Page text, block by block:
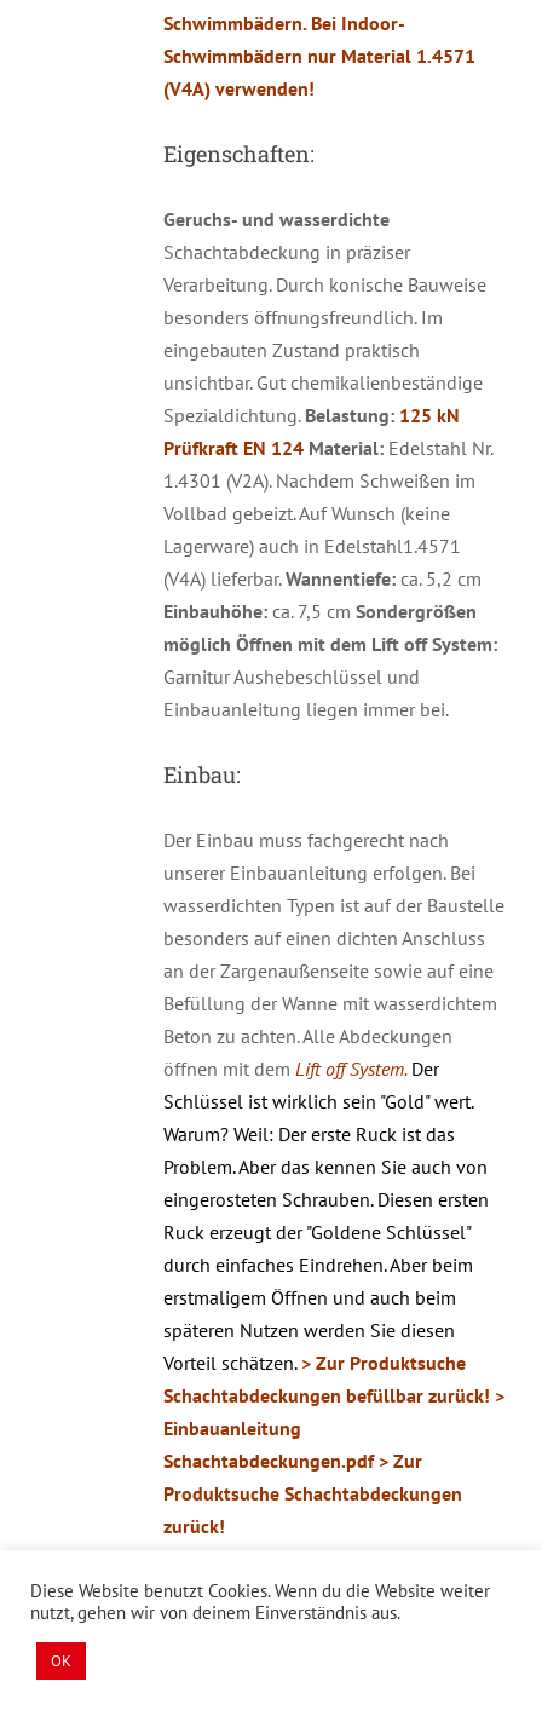
Schwimmbädern. Bei Indoor-
Schwimmbädern nur Material 1.4571
(V4A) verwenden!
Eigenschaften:
Geruchs- und wasserdichte
Schachtabdeckung in präziser
Verarbeitung. Durch konische Bauweise
besonders öffnungsfreundlich. Im
eingebauten Zustand praktisch
unsichtbar. Gut chemikalienbeständige
Spezialdichtung. Belastung: 125 kN
Prüfkraft EN 124 Material:Edelstahl Nr.
1.4301 (V2A). Nachdem Schweißen im
Vollbad gebeizt. Auf Wunsch (keine
Lagerware) auch in Edelstahl1.4571
(V4A) lieferbar.Wannentiefe:ca. 5,2 cm
Einbauhöhe:ca. 7,5 cm Sondergrößen
möglich Öffnen mit dem Lift off System:
Garnitur Aushebeschlüssel und
Einbauanleitung liegen immer bei.
Einbau:
Der Einbau muss fachgerecht nach
unserer Einbauanleitung erfolgen. Bei
wasserdichten Typen ist auf der Baustelle
besonders auf einen dichten Anschluss
an der Zargenaußenseite sowie auf eine
Befüllung der Wanne mit wasserdichtem
Beton zu achten. Alle Abdeckungen
öffnen mit dem Lift off System. Der
Schlüssel ist wirklich sein "Gold" wert.
Warum? Weil: Der erste Ruck ist das
Problem. Aber das kennen Sie auch von
eingerosteten Schrauben. Diesen ersten
Ruck erzeugt der "Goldene Schlüssel"
durch einfaches Eindrehen. Aber beim
erstmaligem Öffnen und auch beim
späteren Nutzen werden Sie diesen
Vorteil schätzen. > Zur Produktsuche
Schachtabdeckungen befüllbar zurück! >
Einbauanleitung
Schachtabdeckungen.pdf > Zur
Produktsuche Schachtabdeckungen
zurück!
DETAILS
Diese Website benutzt Cookies. Wenn du die Website weiter
nutzt, gehen wir von deinem Einverständnis aus.
OK